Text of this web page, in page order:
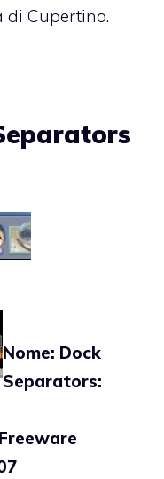
di Cupertino.
Nome: Dock
Separators: